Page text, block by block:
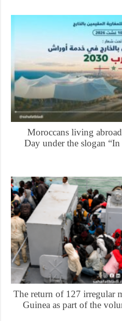
Moroccans living
Day under the
The return of 127
Guinea as part of